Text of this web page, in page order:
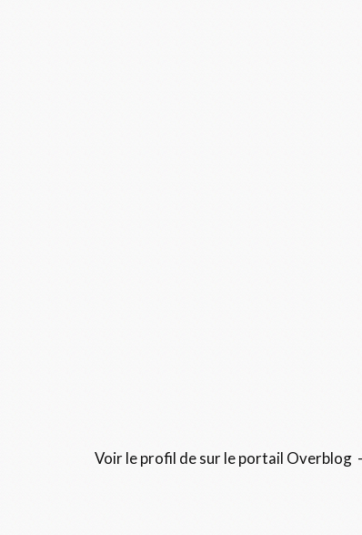
Voir le profil desur le portail Overblog